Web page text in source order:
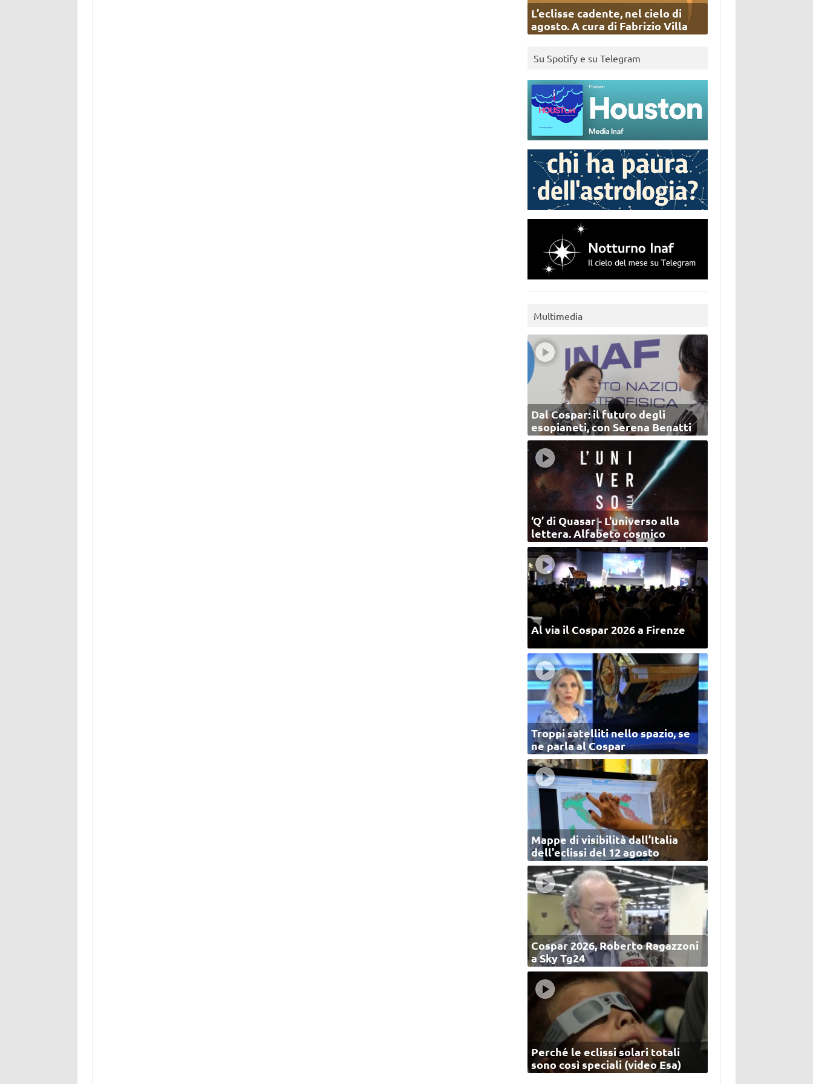
L’eclisse cadente, nel cielo di
agosto. A cura di Fabrizio Villa
Su Spotify e su Telegram
Multimedia
Dal Cospar: il futuro degli
esopianeti, con Serena Benatti
‘Q’ di Quasar - L'universo alla
lettera. Alfabeto cosmico
Al via il Cospar 2026 a Firenze
Troppi satelliti nello spazio, se
ne parla al Cospar
Mappe di visibilità dall’Italia
dell'eclissi del 12 agosto
Cospar 2026, Roberto Ragazzoni
a Sky Tg24
Perché le eclissi solari totali
sono così speciali (video Esa)